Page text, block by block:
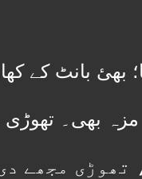
بھئ بانٹ کے
بھی۔ تھوڑی
تھوڑی مجھے